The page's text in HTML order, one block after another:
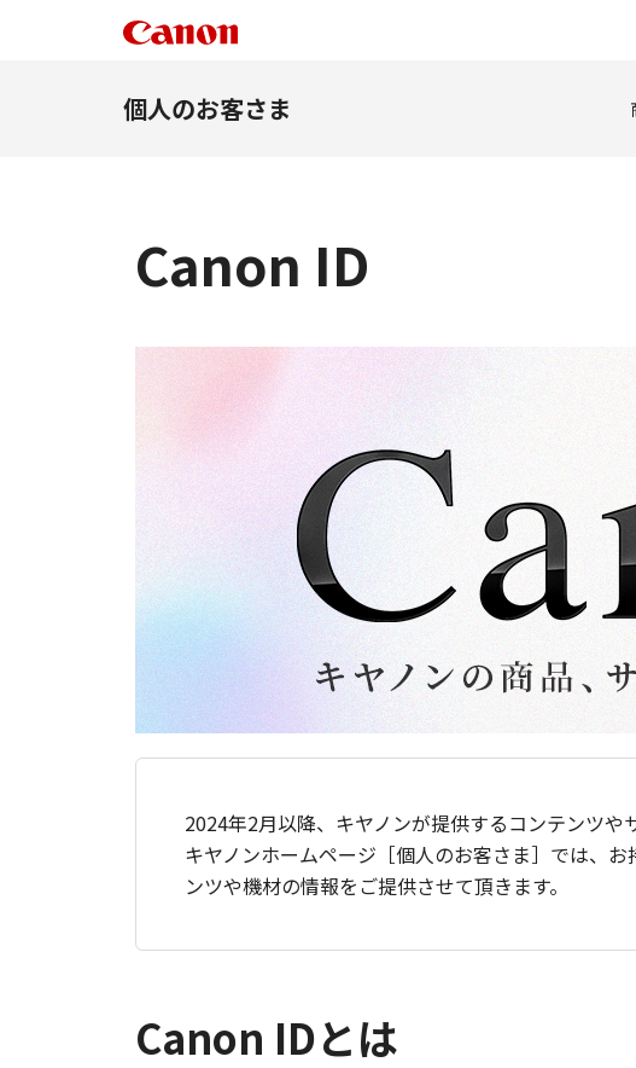
個人のお客さま
Canon ID
2024年2月以降、キヤノンが提供するコンテンツや
キヤノンホームページ［個人のお客さま］では、
ンツや機材の情報をご提供させて頂きます。
Canon IDとは